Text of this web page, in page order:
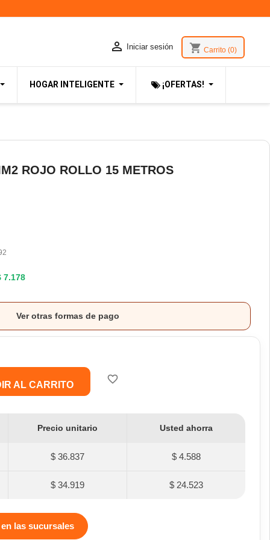
 Iniciar sesión shopping_cart Carrito (0)
HOGAR INTELIGENTE ¡OFERTAS!
ROJO ROLLO 15 METROS
7.178
Ver otras formas de pago
AL CARRITO favorite_border
Precio unitario Usted ahorra
$ 36.837 $ 4.588
$ 34.919 $ 24.523
las sucursales